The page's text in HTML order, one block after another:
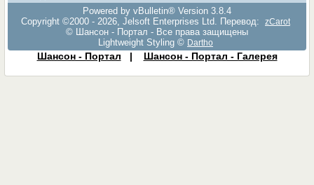
Powered by vBulletin® Version 3.8.4
Copyright ©2000 - 2026, Jelsoft Enterprises Ltd. Перевод:
zCarot
© Шансон - Портал - Все права защищены
Lightweight Styling © Dartho
Шансон - Портал | Шансон - Портал - Галерея